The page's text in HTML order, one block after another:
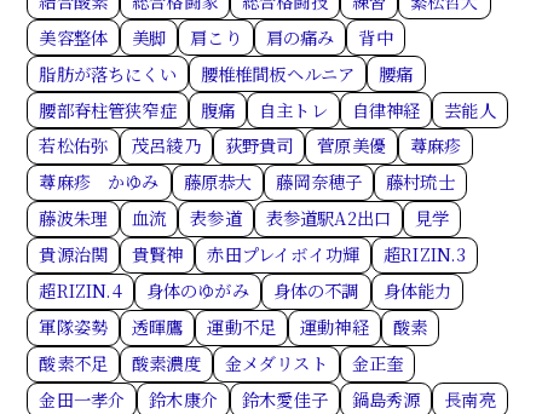
美容整体
美脚 肩こり 肩の痛み
背中
脂肪が落ちにくい
腰椎椎間板ヘルニア
腰痛
腰部脊柱管狭窄症
腹痛 自主トレ 自律神経
芸能人
若松佑弥
茂呂綾乃 荻野貴司 菅原美優
蕁麻疹
蕁麻疹 かゆみ
藤原恭大 藤岡奈穂子
藤村琉士
藤波朱理
血流 表参道 表参道駅A2出口
見学
貴源治関
貴賢神 赤田プレイボイ功輝
超RIZIN.3
超RIZIN.4
身体のゆがみ 身体の不調
身体能力
軍隊姿勢
透暉鷹 運動不足 運動神経
酸素
酸素不足
酸素濃度 金メダリスト
金正奎
金田一孝介
鈴木康介 鈴木愛佳子 鍋島秀源
長南亮